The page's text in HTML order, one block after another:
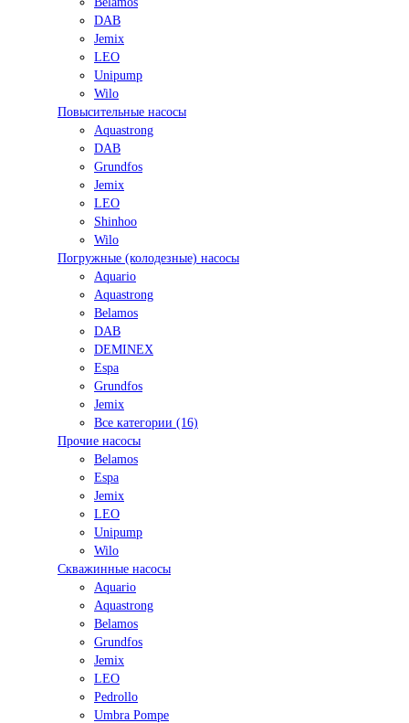
DAB
Jemix
LEO
Unipump
Wilo
Повысительные насосы
Aquastrong
DAB
Grundfos
Jemix
LEO
Shinhoo
Wilo
Погружные (колодезные) насосы
Aquario
Aquastrong
Belamos
DAB
DEMINEX
Espa
Grundfos
Jemix
Все категории (16)
Прочие насосы
Belamos
Espa
Jemix
LEO
Unipump
Wilo
Скважинные насосы
Aquario
Aquastrong
Belamos
Grundfos
Jemix
LEO
Pedrollo
Umbra Pompe